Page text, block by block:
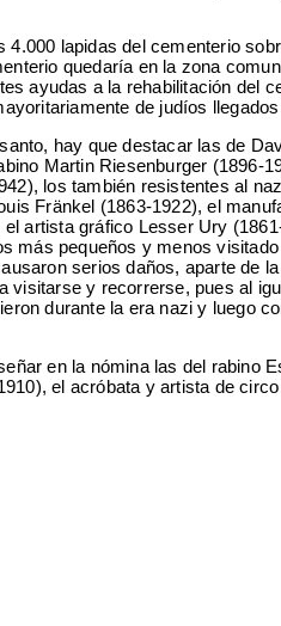
lapidas del cementerio
quedaría en la zona
ayudas a la rehabilitación
de judíos
hay que destacar las de
Martin Riesenburger
los también resistentes al
Fränkel (1863-1922), el
artista gráfico Lesser Ury
más pequeños y menos
serios daños, aparte
y recorrerse, pues al
durante la era nazi y luego
en la nómina las del
el acróbata y artista de